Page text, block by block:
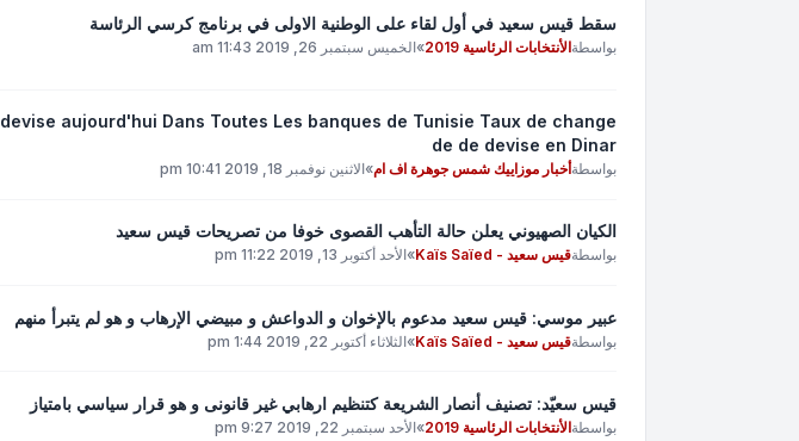
سقط قيس سعيد في أول لقاء على الوطنية الاولى في برنامج كرسي الرئاسة
بواسطةالأنتخابات الرئاسية 2019 »الخميس سبتمبر 26, 2019 11:43 am
aujourd'hui Dans Toutes Les banques de Tunisie Taux de change
de de devise en Dinar
بواسطةأخبار موزاييك شمس جوهرة اف ام»الاثنين نوفمبر 18, 2019 10:41 pm
الكيان الصهيوني يعلن حالة التأهب القصوى خوفا من تصريحات قيس سعيد
بواسطةقيس سعيد - Kaïs Saïed »الأحد أكتوبر 13, 2019 11:22 pm
عبير موسي: قيس سعيد مدعوم بالإخوان و الدواعش و مبيضي الإرهاب و هو لم يتبرأ منهم
بواسطةقيس سعيد - Kaïs Saïed »الثلاثاء أكتوبر 22, 2019 1:44 pm
قيس سعيّد: تصنيف أنصار الشريعة كتنظيم ارهابي غير قانونى و هو قرار سياسي بامتياز
بواسطةالأنتخابات الرئاسية 2019 »الأحد سبتمبر 22, 2019 9:27 pm